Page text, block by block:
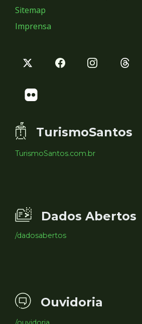
Sitemap
Imprensa
TurismoSantos
TurismoSantos.com.br
Dados Abertos
/dadosabertos
Ouvidoria